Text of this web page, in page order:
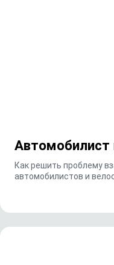
Автомобилист
Как решить проблему
автомобилистов и